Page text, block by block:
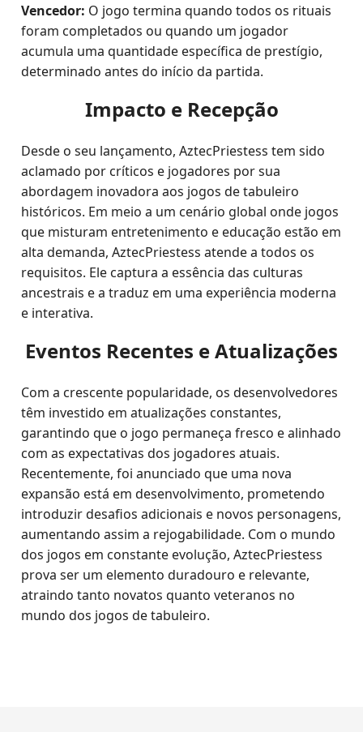
Vencedor: O jogo termina quando todos os rituais
foram completados ou quando um jogador
acumula uma quantidade específica de prestígio,
determinado antes do início da partida.
Impacto e Recepção
Desde o seu lançamento, AztecPriestess tem sido
aclamado por críticos e jogadores por sua
abordagem inovadora aos jogos de tabuleiro
históricos. Em meio a um cenário global onde jogos
que misturam entretenimento e educação estão em
alta demanda, AztecPriestess atende a todos os
requisitos. Ele captura a essência das culturas
ancestrais e a traduz em uma experiência moderna
e interativa.
Eventos Recentes e Atualizações
Com a crescente popularidade, os desenvolvedores
têm investido em atualizações constantes,
garantindo que o jogo permaneça fresco e alinhado
com as expectativas dos jogadores atuais.
Recentemente, foi anunciado que uma nova
expansão está em desenvolvimento, prometendo
introduzir desafios adicionais e novos personagens,
aumentando assim a rejogabilidade. Com o mundo
dos jogos em constante evolução, AztecPriestess
prova ser um elemento duradouro e relevante,
atraindo tanto novatos quanto veteranos no
mundo dos jogos de tabuleiro.